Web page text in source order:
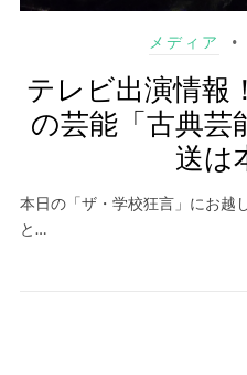
メディア
テレビ出演情
の芸能「古典芸
送は
本日の「ザ・学校狂言」にお越
と…